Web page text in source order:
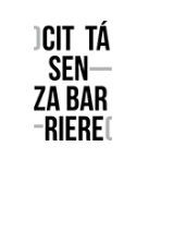
Reggio